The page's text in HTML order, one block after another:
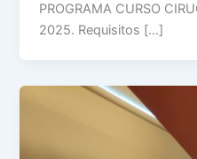
PROGRAMA CURSO
2025. Requisitos […]